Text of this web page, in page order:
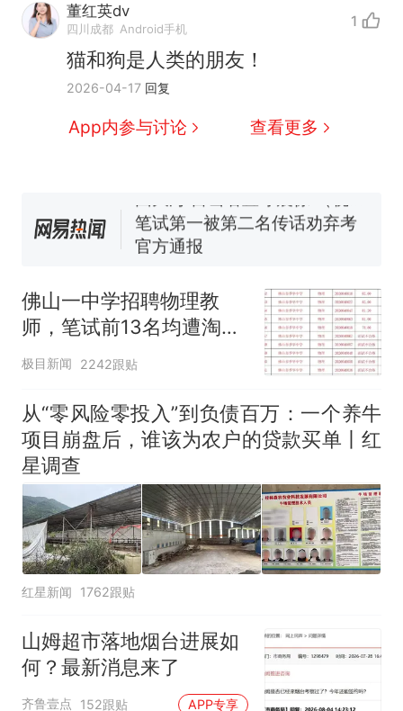
董红英dv
四川成都 Android手机 1
猫和狗是人类的朋友！
2026-04-17 回复
App内参与讨论 查看更多
人生
新 制裁瓜子饺子，美国怕什
么？
费大厨“全国小炒肉大王”称
号，仅凭视频评出？中国烹饪
协会回应
男子上山采菌偶然发现鸡枞菌
来源：参考消息）
笔试第一被第二名传话劝弃考
官方通报
因老师一句“跟我回家”改写了
人生
佛山一中学招聘物理教
师，笔试前13名均遭淘
汰？教育局：已叫停招
聘，成立调查组全面核查
极目新闻 2242跟贴
从“零风险零投入”到负债百万：一个养牛
项目崩盘后，谁该为农户的贷款买单丨红
星调查
红星新闻 1762跟贴
山姆超市落地烟台进展如
何？最新消息来了
齐鲁壹点 152跟贴 APP专享